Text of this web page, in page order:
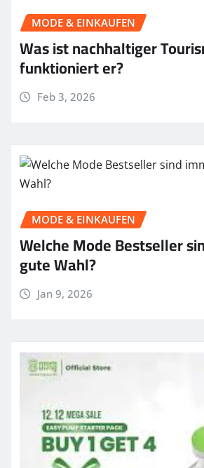
MODE & EINKAUFEN
Was ist nachhaltiger
funktioniert er?
Feb 3, 2026
MODE & EINKAUFEN
Welche Mode Bestseller
gute Wahl?
Jan 9, 2026